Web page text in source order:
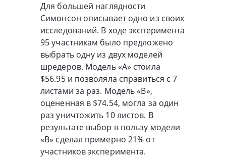
Для большей наглядности
Симонсон описывает одно из своих
исследований. В ходе эксперимента
95 участникам было предложено
выбрать одну из двух моделей
шредеров. Модель «A» стоила
$56.95 и позволяла справиться с 7
листами за раз. Модель «B»,
оцененная в $74.54, могла за один
раз уничтожить 10 листов. В
результате выбор в пользу модели
«B» сделал примерно 21% от
участников эксперимента.